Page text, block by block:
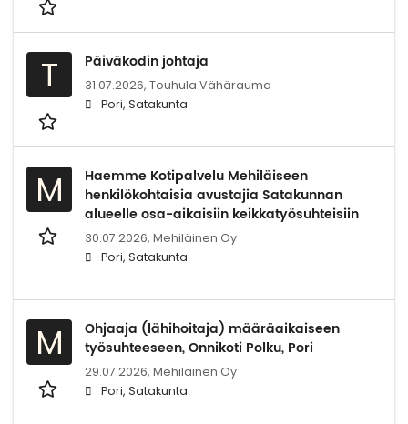
T Päiväkodin johtaja
31.07.2026, Touhula Vähärauma
Pori, Satakunta
M
Haemme Kotipalvelu Mehiläiseen
henkilökohtaisia avustajia Satakunnan
alueelle osa-aikaisiin keikkatyösuhteisiin
30.07.2026, Mehiläinen Oy
Pori, Satakunta
M
Ohjaaja (lähihoitaja) määräaikaiseen
työsuhteeseen, Onnikoti Polku, Pori
29.07.2026, Mehiläinen Oy
Pori, Satakunta